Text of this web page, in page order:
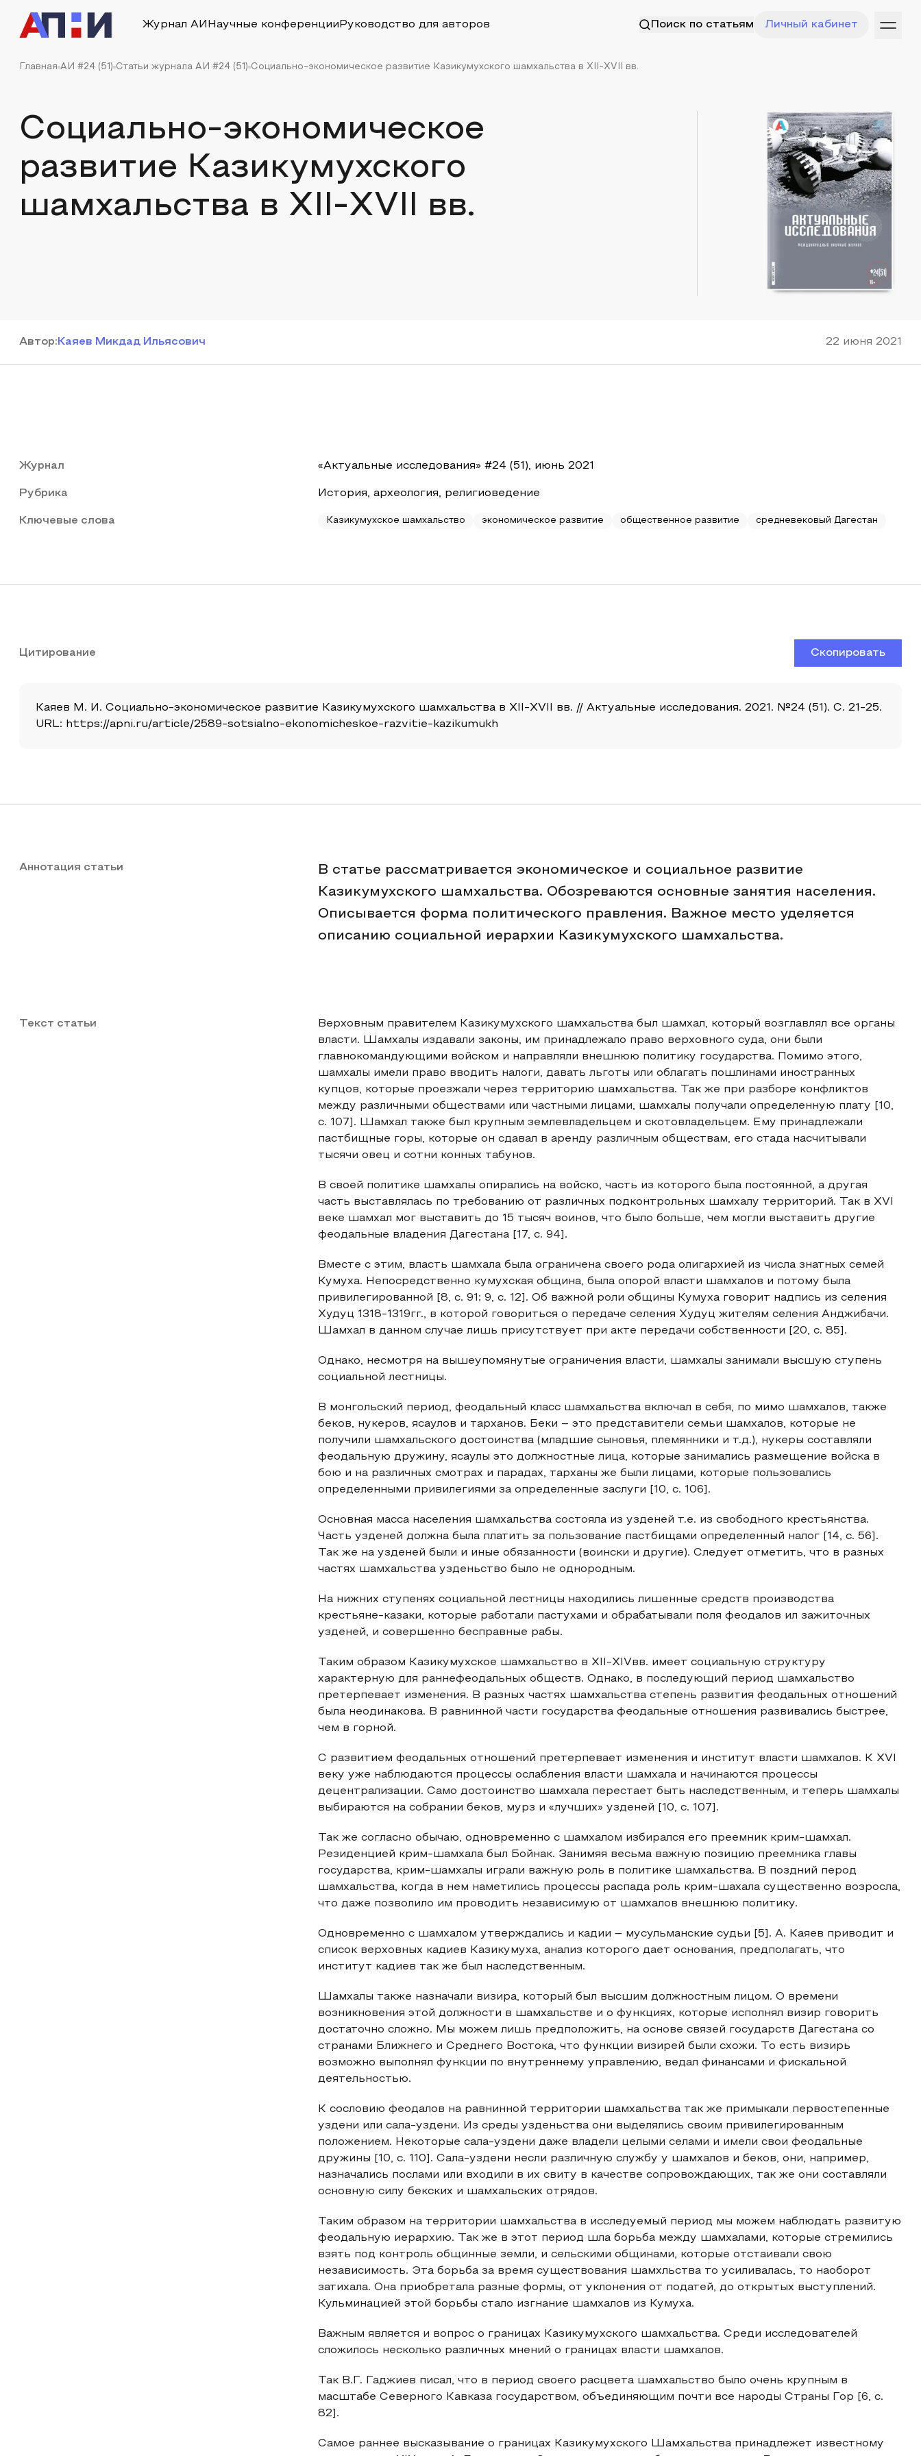
Журнал АИ Научные конференции Руководство для авторов Поиск по статьям Личный кабинет
Главная АИ #24 (51) Статьи журнала АИ #24 (51) Социально-экономическое развитие Казикумухского шамхальства в XII-XVII вв.
Социально-экономическое
развитие Казикумухского
шамхальства в XII-XVII вв.
Автор: Каяев Микдад Ильясович 22 июня 2021
Журнал «Актуальные исследования» #24 (51), июнь 2021
Рубрика История, археология, религиоведение
Ключевые слова Казикумухское шамхальство экономическое развитие общественное развитие средневековый Дагестан
Цитирование Скопировать
Каяев М. И. Социально-экономическое развитие Казикумухского шамхальства в XII-XVII вв. // Актуальные исследования. 2021. №24 (51). С. 21-25.
URL: https://apni.ru/article/2589-sotsialno-ekonomicheskoe-razvitie-kazikumukh
Аннотация статьи
В статье рассматривается экономическое и социальное развитие
Казикумухского шамхальства. Обозреваются основные занятия населения.
Описывается форма политического правления. Важное место уделяется
описанию социальной иерархии Казикумухского шамхальства.
Текст статьи
Верховным правителем Казикумухского шамхальства был шамхал, который возглавлял все органы
власти. Шамхалы издавали законы, им принадлежало право верховного суда, они были
главнокомандующими войском и направляли внешнюю политику государства. Помимо этого,
шамхалы имели право вводить налоги, давать льготы или облагать пошлинами иностранных
купцов, которые проезжали через территорию шамхальства. Так же при разборе конфликтов
между различными обществами или частными лицами, шамхалы получали определенную плату [10,
с. 107]. Шамхал также был крупным землевладельцем и скотовладельцем. Ему принадлежали
пастбищные горы, которые он сдавал в аренду различным обществам, его стада насчитывали
тысячи овец и сотни конных табунов.
В своей политике шамхалы опирались на войско, часть из которого была постоянной, а другая
часть выставлялась по требованию от различных подконтрольных шамхалу территорий. Так в XVI
веке шамхал мог выставить до 15 тысяч воинов, что было больше, чем могли выставить другие
феодальные владения Дагестана [17, с. 94].
Вместе с этим, власть шамхала была ограничена своего рода олигархией из числа знатных семей
Кумуха. Непосредственно кумухская община, была опорой власти шамхалов и потому была
привилегированной [8, с. 91; 9, с. 12]. Об важной роли общины Кумуха говорит надпись из селения
Худуц 1318-1319гг., в которой говориться о передаче селения Худуц жителям селения Анджибачи.
Шамхал в данном случае лишь присутствует при акте передачи собственности [20, с. 85].
Однако, несмотря на вышеупомянутые ограничения власти, шамхалы занимали высшую ступень
социальной лестницы.
В монгольский период, феодальный класс шамхальства включал в себя, по мимо шамхалов, также
беков, нукеров, ясаулов и тарханов. Беки – это представители семьи шамхалов, которые не
получили шамхальского достоинства (младшие сыновья, племянники и т.д.), нукеры составляли
феодальную дружину, ясаулы это должностные лица, которые занимались размещение войска в
бою и на различных смотрах и парадах, тарханы же были лицами, которые пользовались
определенными привилегиями за определенные заслуги [10, с. 106].
Основная масса населения шамхальства состояла из узденей т.е. из свободного крестьянства.
Часть узденей должна была платить за пользование пастбищами определенный налог [14, с. 56].
Так же на узденей были и иные обязанности (воински и другие). Следует отметить, что в разных
частях шамхальства узденьство было не однородным.
На нижних ступенях социальной лестницы находились лишенные средств производства
крестьяне-казаки, которые работали пастухами и обрабатывали поля феодалов ил зажиточных
узденей, и совершенно бесправные рабы.
Таким образом Казикумухское шамхальство в XII-XIVвв. имеет социальную структуру
характерную для раннефеодальных обществ. Однако, в последующий период шамхальство
претерпевает изменения. В разных частях шамхальства степень развития феодальных отношений
была неодинакова. В равнинной части государства феодальные отношения развивались быстрее,
чем в горной.
С развитием феодальных отношений претерпевает изменения и институт власти шамхалов. К XVI
веку уже наблюдаются процессы ослабления власти шамхала и начинаются процессы
децентрализации. Само достоинство шамхала перестает быть наследственным, и теперь шамхалы
выбираются на собрании беков, мурз и «лучших» узденей [10, с. 107].
Так же согласно обычаю, одновременно с шамхалом избирался его преемник крим-шамхал.
Резиденцией крим-шамхала был Бойнак. Занимяя весьма важную позицию преемника главы
государства, крим-шамхалы играли важную роль в политике шамхальства. В поздний перод
шамхальства, когда в нем наметились процессы распада роль крим-шахала существенно возросла,
что даже позволило им проводить независимую от шамхалов внешнюю политику.
Одновременно с шамхалом утверждались и кадии – мусульманские судьи [5]. А. Каяев приводит и
список верховных кадиев Казикумуха, анализ которого дает основания, предполагать, что
институт кадиев так же был наследственным.
Шамхалы также назначали визира, который был высшим должностным лицом. О времени
возникновения этой должности в шамхальстве и о функциях, которые исполнял визир говорить
достаточно сложно. Мы можем лишь предположить, на основе связей государств Дагестана со
странами Ближнего и Среднего Востока, что функции визирей были схожи. То есть визирь
возможно выполнял функции по внутреннему управлению, ведал финансами и фискальной
деятельностью.
К сословию феодалов на равнинной территории шамхальства так же примыкали первостепенные
уздени или сала-уздени. Из среды узденьства они выделялись своим привилегированным
положением. Некоторые сала-уздени даже владели целыми селами и имели свои феодальные
дружины [10, с. 110]. Сала-уздени несли различную службу у шамхалов и беков, они, например,
назначались послами или входили в их свиту в качестве сопровождающих, так же они составляли
основную силу бекских и шамхальских отрядов.
Таким образом на территории шамхальства в исследуемый период мы можем наблюдать развитую
феодальную иерархию. Так же в этот период шла борьба между шамхалами, которые стремились
взять под контроль общинные земли, и сельскими общинами, которые отстаивали свою
независимость. Эта борьба за время существования шамхльства то усиливалась, то наоборот
затихала. Она приобретала разные формы, от уклонения от податей, до открытых выступлений.
Кульминацией этой борьбы стало изгнание шамхалов из Кумуха.
Важным является и вопрос о границах Казикумухского шамхальства. Среди исследователей
сложилось несколько различных мнений о границах власти шамхалов.
Так В.Г. Гаджиев писал, что в период своего расцвета шамхальство было очень крупным в
масштабе Северного Кавказа государством, объединяющим почти все народы Страны Гор [6, с.
82].
Самое раннее высказывание о границах Казикумухского Шамхальства принадлежет известному